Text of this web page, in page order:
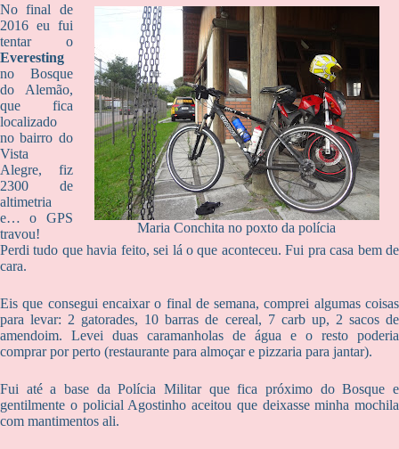
Maria Conchita no poxto da polícia
No final de
2016 eu fui
tentar o
Everesting
no Bosque
do Alemão,
que fica
localizado
no bairro do
Vista
Alegre, fiz
2300 de
altimetria
e… o GPS
travou!
Perdi tudo que havia feito, sei lá o que aconteceu. Fui pra casa bem de
cara.
Eis que consegui encaixar o final de semana, comprei algumas coisas
para levar: 2 gatorades, 10 barras de cereal, 7 carb up, 2 sacos de
amendoim. Levei duas caramanholas de água e o resto poderia
comprar por perto (restaurante para almoçar e pizzaria para jantar).
Fui até a base da Polícia Militar que fica próximo do Bosque e
gentilmente o policial Agostinho aceitou que deixasse minha mochila
com mantimentos ali.